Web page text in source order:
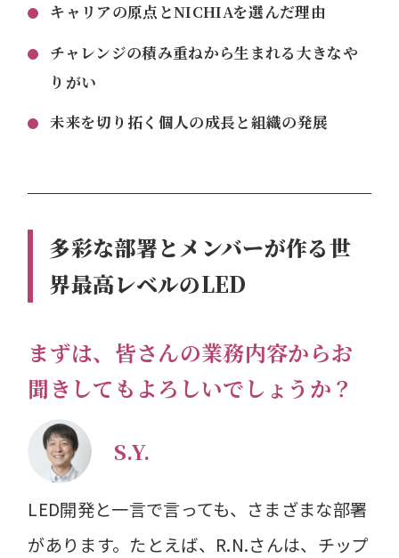
キャリアの原点とNICHIAを選んだ理由
チャレンジの積み重ねから生まれる大きなや
りがい
未来を切り拓く個人の成長と組織の発展
多彩な部署とメンバーが作る世
界最高レベルのLED
まずは、皆さんの業務内容からお
聞きしてもよろしいでしょうか？
S.Y.
LED開発と一言で言っても、さまざまな部署
があります。たとえば、R.N.さんは、チップ